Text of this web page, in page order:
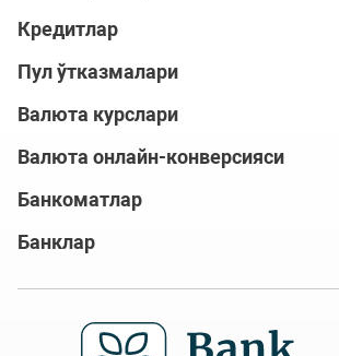
Кредитлар
Пул ўтказмалари
Валюта курслари
Валюта онлайн-конверсияси
Банкоматлар
Банклар